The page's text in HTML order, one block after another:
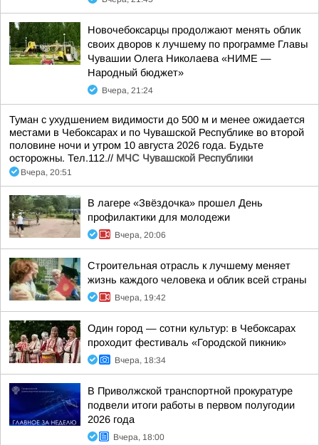
Новочебоксарцы продолжают менять облик
своих дворов к лучшему по программе Главы
Чувашии Олега Николаева «НИМЕ —
Народный бюджет»
Вчера, 21:24
Туман с ухудшением видимости до 500 м и менее ожидается
местами в Чебоксарах и по Чувашской Республике во второй
половине ночи и утром 10 августа 2026 года. Будьте
осторожны. Тел.112.// МЧС Чувашской Республики
Вчера, 20:51
В лагере «Звёздочка» прошел День
профилактики для молодежи
Вчера, 20:06
Строительная отрасль к лучшему меняет
жизнь каждого человека и облик всей страны
Вчера, 19:42
Один город — сотни культур: в Чебоксарах
проходит фестиваль «Городской пикник»
Вчера, 18:34
В Приволжской транспортной прокуратуре
подвели итоги работы в первом полугодии
2026 года
Вчера, 18:00